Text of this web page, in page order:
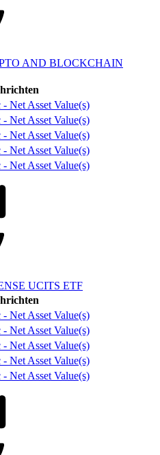
AND BLOCKCHAIN
Net Asset Value(s)
Net Asset Value(s)
Net Asset Value(s)
Net Asset Value(s)
Net Asset Value(s)
UCITS ETF
Net Asset Value(s)
Net Asset Value(s)
Net Asset Value(s)
Net Asset Value(s)
Net Asset Value(s)